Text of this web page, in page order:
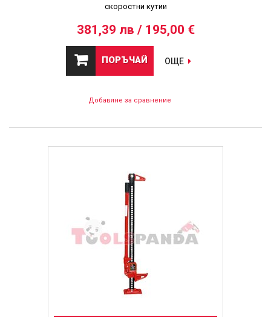
скоростни кутии
381,39 лв / 195,00 €
ПОРЪЧАЙ ОЩЕ
Добавяне за сравнение